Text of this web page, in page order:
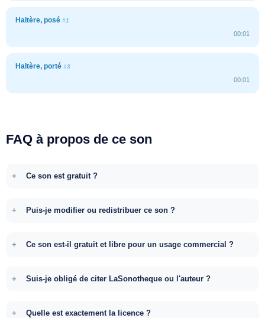
Haltère, posé #1
00:01
Haltère, porté #3
00:01
FAQ à propos de ce son
Ce son est gratuit ?
Puis-je modifier ou redistribuer ce son ?
Ce son est-il gratuit et libre pour un usage commercial ?
Suis-je obligé de citer LaSonotheque ou l'auteur ?
Quelle est exactement la licence ?